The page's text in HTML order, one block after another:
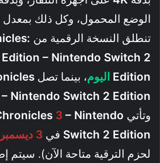
تنطلق النسخة الرقمية من
– Nintendo Switch 2
Edition اليوم، بينما تصل
– Nintendo Switch 2 Edition
وتأتي
3 – Nintendo
Switch 2 Edition في 3 ديسمبر
لحزم الترقية متاحة الآن). سيتم